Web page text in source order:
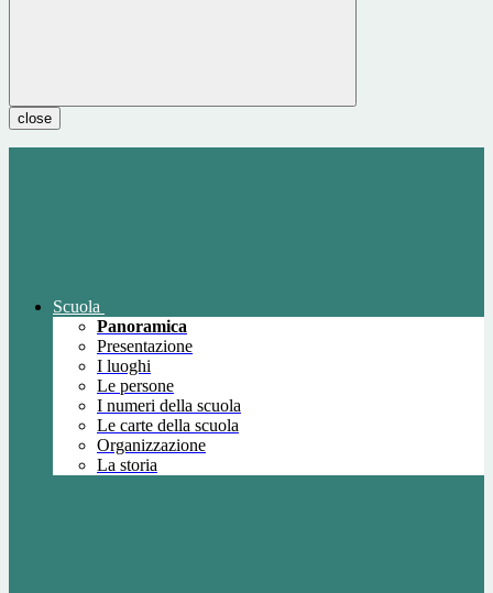
close
Scuola
Panoramica
Presentazione
I luoghi
Le persone
I numeri della scuola
Le carte della scuola
Organizzazione
La storia